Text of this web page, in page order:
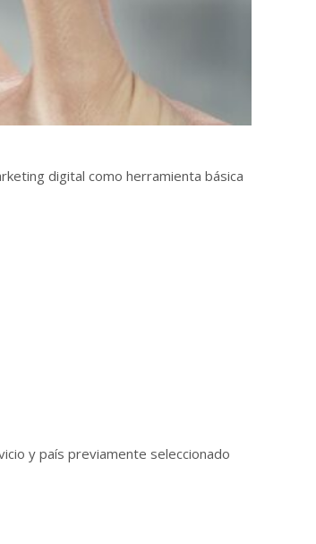
digital como herramienta básica
y país previamente seleccionado